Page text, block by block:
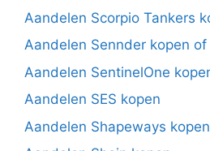
Aandelen Scorpio Tankers
Aandelen Sennder kopen of
Aandelen SentinelOne
Aandelen SES kopen
Aandelen Shapeways kopen